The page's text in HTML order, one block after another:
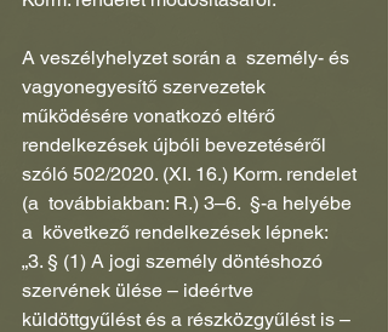
A veszélyhelyzet során a  személy- és
vagyonegyesítő szervezetek
működésére vonatkozó eltérő
rendelkezések újbóli bevezetéséről
szóló 502/2020. (XI. 16.) Korm. rendelet
(a  továbbiakban: R.) 3–6.  §-a helyébe
a  következő rendelkezések lépnek:
„3. § (1) A jogi személy döntéshozó
szervének ülése – ideértve
küldöttgyűlést és a részközgyűlést is –